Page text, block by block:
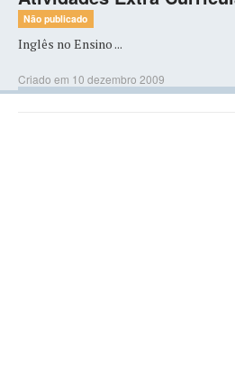
Não publicado
Inglês no Ensino ...
Criado em 10 dezembro 2009